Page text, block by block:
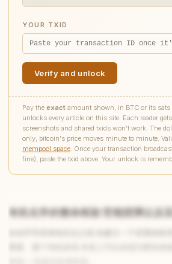
YOUR TXID
Verify and unlock
Pay the exact amount shown, in BTC or its sats
unlocks every article on this site. Each reader
screenshots and shared txids won't work. The
only; bitcoin's price moves minute to minute.
mempool.space. Once your transaction
fine), paste the txid above. Your unlock is
有机化学的整体框架:官能团乘以反应